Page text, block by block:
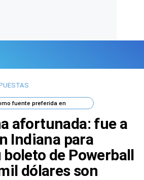
fuente preferida en
afortunada: fue a
Indiana para
de Powerball
dólares son